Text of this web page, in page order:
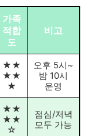
가족
적합
도
비고
★★
★★
★
오후 5시~
밤 10시
운영
★★
★★
☆
점심/저녁
모두 가능